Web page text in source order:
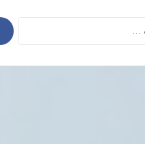
البحث
عن: